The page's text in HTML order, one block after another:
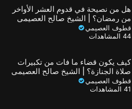
هل من نصيحة في قدوم العشر الأواخر
من رمضان؟ | الشيخ صالح العصيمي
قطوف العصيمي
44 المشاهدات
كيف يكون قضاء ما فات من تكبيرات
صلاة الجنازة؟ | الشيخ صالح العصيمي
قطوف العصيمي
41 المشاهدات